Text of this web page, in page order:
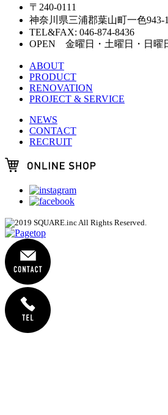
〒240-0111
神奈川県三浦郡葉山町一色943-
TEL&FAX: 046-874-8436
OPEN 金曜日・土曜日・日曜
ABOUT
PRODUCT
RENOVATION
PROJECT & SERVICE
NEWS
CONTACT
RECRUIT